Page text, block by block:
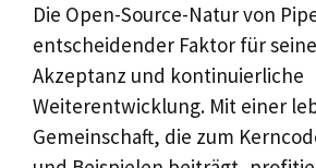
Die Open-Source-Natur von
entscheidender Faktor für
Akzeptanz und kontinuierliche
Weiterentwicklung. Mit einer
Gemeinschaft, die zum